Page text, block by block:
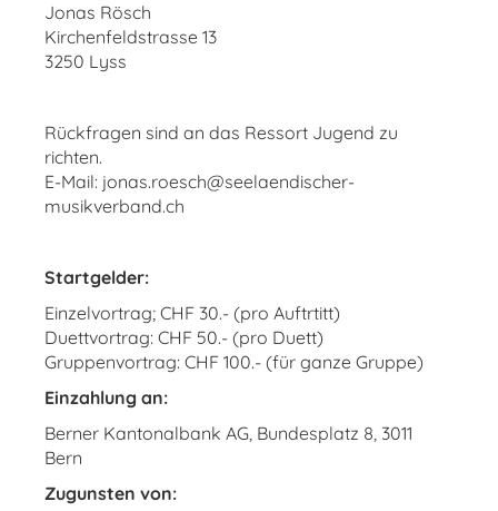
Jonas Rösch
Kirchenfeldstrasse 13
3250 Lyss
Rückfragen sind an das Ressort Jugend zu
richten.
E-Mail: jonas.roesch@seelaendischer-
musikverband.ch
Startgelder:
Einzelvortrag; CHF 30.- (pro Auftrtitt)
Duettvortrag: CHF 50.- (pro Duett)
Gruppenvortrag: CHF 100.- (für ganze Gruppe)
Einzahlung an:
Berner Kantonalbank AG, Bundesplatz 8, 3011
Bern
Zugunsten von: